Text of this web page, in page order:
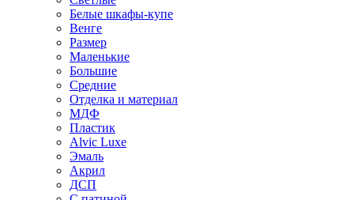
Белые шкафы-купе
Венге
Размер
Маленькие
Большие
Средние
Отделка и материал
МДФ
Пластик
Alvic Luxe
Эмаль
Акрил
ДСП